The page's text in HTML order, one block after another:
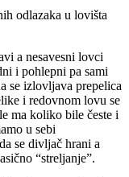
odlazaka u lovišta
a nesavesni lovci
i pohlepni pa sami
se izlovljava prepelica
i redovnom lovu se
ma koliko bile česte i
u sebi
se divljač hrani a
“streljanje”.